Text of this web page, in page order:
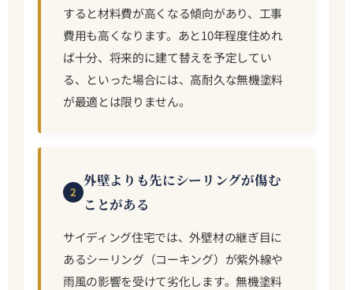
すると材料費が高くなる傾向があり、工事
費用も高くなります。あと10年程度住めれ
ば十分、将来的に建て替えを予定してい
る、といった場合には、高耐久な無機塗料
が最適とは限りません。
2
外壁よりも先にシーリングが傷む
ことがある
サイディング住宅では、外壁材の継ぎ目に
あるシーリング（コーキング）が紫外線や
雨風の影響を受けて劣化します。無機塗料